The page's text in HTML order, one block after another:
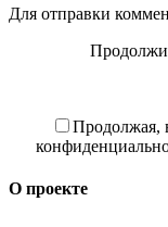
Для отправки
Продолжая,
О проекте